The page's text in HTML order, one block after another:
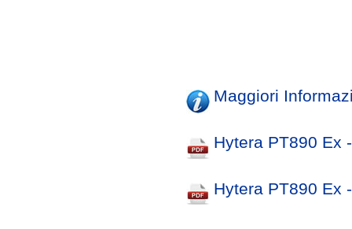
Maggiori
Hytera PT890 Ex
Hytera PT890 Ex